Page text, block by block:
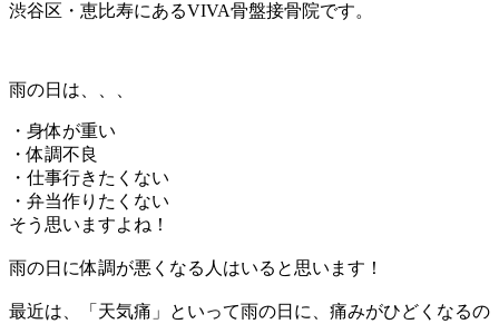
渋谷区・恵比寿にあるVIVA骨盤接骨院です。
雨の日は、、、
・身体が重い
・体調不良
・仕事行きたくない
・弁当作りたくない
そう思いますよね！
雨の日に体調が悪くなる人はいると思います！
最近は、「天気痛」といって雨の日に、痛みがひどくなるの